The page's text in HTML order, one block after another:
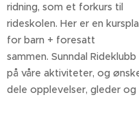
ridning, som et forkurs til
rideskolen. Her er en
for barn + foresatt
sammen. Sunndal
på våre aktiviteter, og
dele opplevelser, gleder